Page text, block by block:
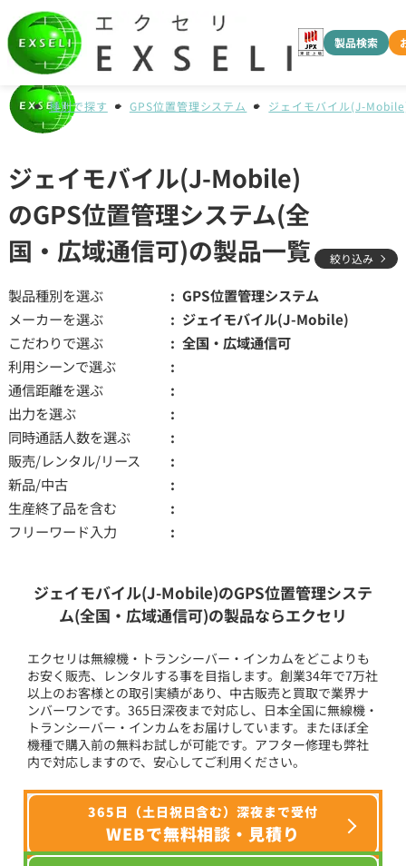
製品検索
種別で探す GPS位置管理システム ジェイモバイル(J-
ジェイモバイル(J-Mobile)
のGPS位置管理システム(全
国・広域通信可)の製品一覧
絞り込み
製品種別を選ぶ
GPS位置管理システム
メーカーを選ぶ
ジェイモバイル(J-Mobile)
こだわりで選ぶ
全国・広域通信可
利用シーンで選ぶ
通信距離を選ぶ
出力を選ぶ
同時通話人数を選ぶ
販売/レンタル/リース
新品/中古
生産終了品を含む
フリーワード入力
ジェイモバイル(J-Mobile)のGPS位置管理システ
ム(全国・広域通信可)の製品ならエクセリ
エクセリは無線機・トランシーバー・インカムをどこよりも
お安く販売、レンタルする事を目指します。創業34年で7万社
以上のお客様との取引実績があり、中古販売と買取で業界ナ
ンバーワンです。365日深夜まで対応し、日本全国に無線機・
トランシーバー・インカムをお届けしています。またほぼ全
機種で購入前の無料お試しが可能です。アフター修理も弊社
内で対応しますので、安心してご利用ください。
365日（土日祝日含む）深夜まで受付
WEBで無料相談・見積り